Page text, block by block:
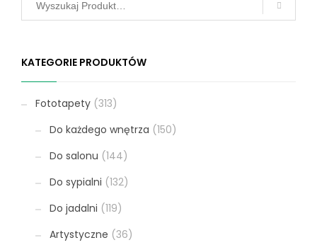
KATEGORIE PRODUKTÓW
Fototapety (313)
Do każdego wnętrza (150)
Do salonu (144)
Do sypialni (132)
Do jadalni (119)
Artystyczne (36)